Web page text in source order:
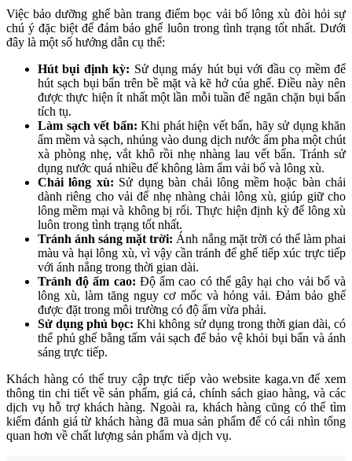
Việc bảo dưỡng ghế bàn trang điểm bọc vải bố lông xù đòi hỏi sự
chú ý đặc biệt để đảm bảo ghế luôn trong tình trạng tốt nhất. Dưới
đây là một số hướng dẫn cụ thể:
Hút bụi định kỳ: Sử dụng máy hút bụi với đầu cọ mềm để
hút sạch bụi bẩn trên bề mặt và kẽ hở của ghế. Điều này nên
được thực hiện ít nhất một lần mỗi tuần để ngăn chặn bụi bẩn
tích tụ.
Làm sạch vết bẩn: Khi phát hiện vết bẩn, hãy sử dụng khăn
ẩm mềm và sạch, nhúng vào dung dịch nước ấm pha một chút
xà phòng nhẹ, vắt khô rồi nhẹ nhàng lau vết bẩn. Tránh sử
dụng nước quá nhiều để không làm ẩm vải bố và lông xù.
Chải lông xù: Sử dụng bàn chải lông mềm hoặc bàn chải
dành riêng cho vải để nhẹ nhàng chải lông xù, giúp giữ cho
lông mềm mại và không bị rối. Thực hiện định kỳ để lông xù
luôn trong tình trạng tốt nhất.
Tránh ánh sáng mặt trời: Ánh nắng mặt trời có thể làm phai
màu và hại lông xù, vì vậy cần tránh để ghế tiếp xúc trực tiếp
với ánh nắng trong thời gian dài.
Tránh độ ẩm cao: Độ ẩm cao có thể gây hại cho vải bố và
lông xù, làm tăng nguy cơ mốc và hỏng vải. Đảm bảo ghế
được đặt trong môi trường có độ ẩm vừa phải.
Sử dụng phủ bọc: Khi không sử dụng trong thời gian dài, có
thể phủ ghế bằng tấm vải sạch để bảo vệ khỏi bụi bẩn và ánh
sáng trực tiếp.
Khách hàng có thể truy cập trực tiếp vào website kaga.vn để xem
thông tin chi tiết về sản phẩm, giá cả, chính sách giao hàng, và các
dịch vụ hỗ trợ khách hàng. Ngoài ra, khách hàng cũng có thể tìm
kiếm đánh giá từ khách hàng đã mua sản phẩm để có cái nhìn tổng
quan hơn về chất lượng sản phẩm và dịch vụ.